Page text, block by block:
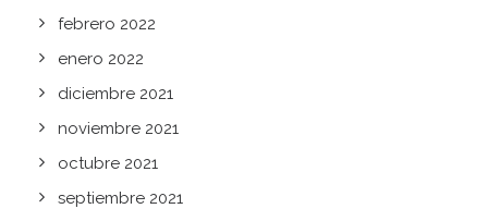
febrero 2022
enero 2022
diciembre 2021
noviembre 2021
octubre 2021
septiembre 2021